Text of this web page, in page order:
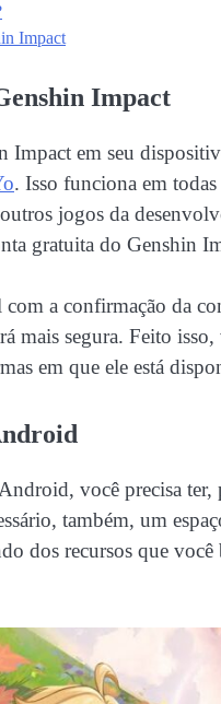
Impact
Impact
em seu
. Isso funciona em todas
jogos da
gratuita do Genshin
a confirmação da
mais segura. Feito
em que ele está
você precisa
também, um
dos recursos que